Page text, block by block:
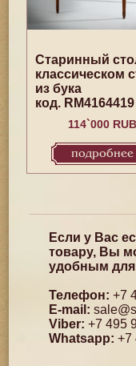
Старинный
классическом
из бука
код. RM4164419
114`000 RUB
подробнее
Если у Вас
товару, Вы
удобным
Телефон: +7
E-mail:
Viber: +7 495
Whatsapp: +7